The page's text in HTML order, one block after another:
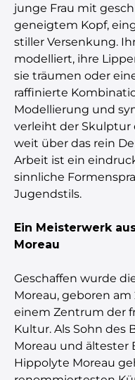
junge Frau mit
geneigtem Kopf,
stiller Versenkung.
modelliert, ihre
sie träumen oder
raffinierte
Modellierung und
verleiht der Skulptur
weit über das rein
Arbeit ist ein
sinnliche
Jugendstils.
Ein Meisterwerk
Moreau
Geschaffen wurde
Moreau, geboren am
einem Zentrum der
Kultur. Als Sohn des
Moreau und ältester
Hippolyte Moreau